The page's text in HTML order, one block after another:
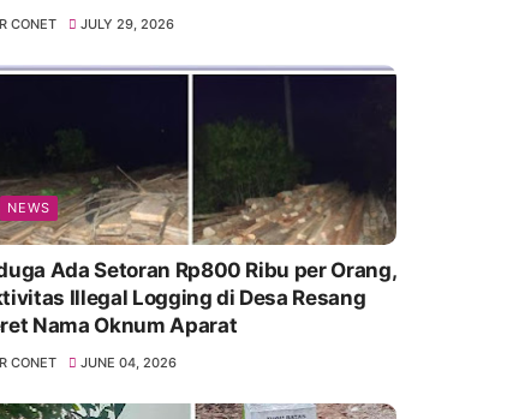
CONET JULY 29, 2026
NEWS
Ada Setoran Rp800 Ribu per Orang,
Illegal Logging di Desa Resang
Nama Oknum Aparat
CONET JUNE 04, 2026